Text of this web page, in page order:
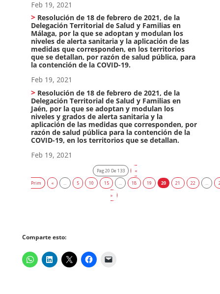
Feb 19, 2021
Resolución de 18 de febrero de 2021, de la
Delegación Territorial de Salud y Familias en
Málaga, por la que se adoptan y modulan los
niveles de alerta sanitaria y la aplicación de las
medidas que corresponden, en los territorios
que se detallan, por razón de salud pública, para
la contención de la COVID-19.
Feb 19, 2021
Resolución de 18 de febrero de 2021, de la
Delegación Territorial de Salud y Familias en
Jaén, por la que se adoptan y modulan los
niveles y grados de alerta sanitaria y la
aplicación de las medidas que corresponden, por
razón de salud pública para la contención de la
COVID-19, en los territorios que se detallan.
Feb 19, 2021
Pag 20 De 133
«
Prim
« ... 5 10 15 ... 18 19 20 21 22 ...
»
Comparte esto: